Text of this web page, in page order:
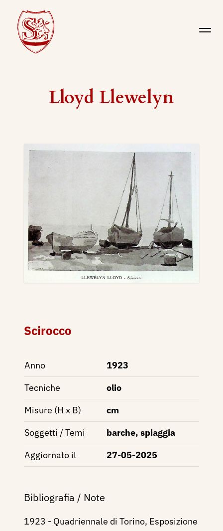
Lloyd Llewelyn
Scirocco
Anno
1923
Tecniche
olio
Misure (H x B)
cm
Soggetti / Temi
barche, spiaggia
Aggiornato il
27-05-2025
Bibliografia / Note
1923 - Quadriennale di Torino, Esposizione